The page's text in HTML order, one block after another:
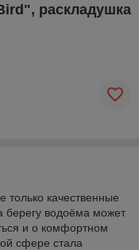
раскладушка
только качественные
берегу водоёма может
и о комфортном
сфере стала